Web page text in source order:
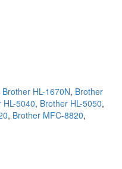
Brother HL-1670N, Brother
HL-5040, Brother HL-5050,
, Brother MFC-8820,